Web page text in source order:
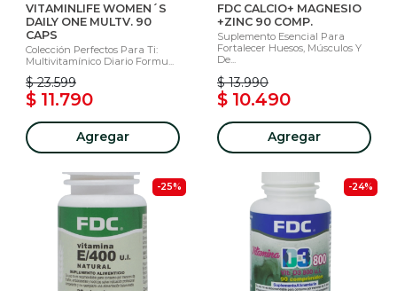
VITAMINLIFE WOMEN´S
DAILY ONE MULTV. 90
CAPS
Colección Perfectos Para Ti:
Multivitamínico Diario Formu...
$ 23.599
$ 11.790
Agregar
FDC CALCIO+ MAGNESIO
+ZINC 90 COMP.
Suplemento Esencial Para
Fortalecer Huesos, Músculos Y
De...
$ 13.990
$ 10.490
Agregar
-25% -24%